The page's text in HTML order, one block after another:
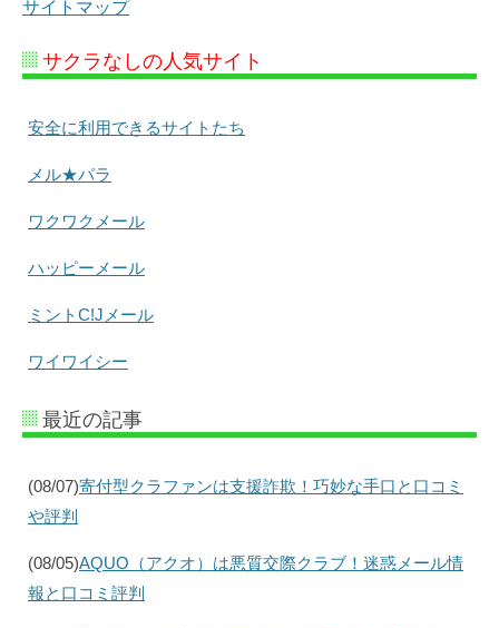
サイトマップ
サクラなしの人気サイト
安全に利用できるサイトたち
メル★パラ
ワクワクメール
ハッピーメール
ミントC!Jメール
ワイワイシー
最近の記事
(08/07)寄付型クラファンは支援詐欺！巧妙な手口と口コミ
や評判
(08/05)AQUO（アクオ）は悪質交際クラブ！迷惑メール情
報と口コミ評判